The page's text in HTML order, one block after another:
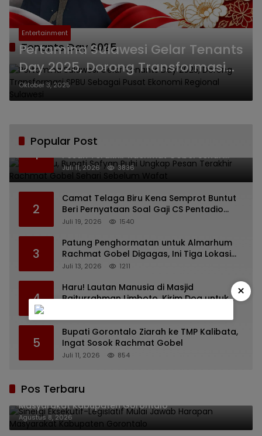
Tenants Day 2025
Entertainment
Pertamina Sulawesi Gelar Tenants
Day 2025, Dorong Transformasi
SPBU Sebagai Pusat Ekonomi
Regional Sulawesi
Oktober 3, 2025
Popular Post
1
Bikin Haru, Bupati Sofyan Puhi Ungkap
Pesan Terakhir Rachmat Gobel Sehari
Sebelum Wafat
Juli 11, 2026 3836
2
Camat Telaga Biru Kena Semprot Buntut
Beri Pernyataan Soal Gaji CS Pentadio
Barat yang Nunggak
Juli 19, 2026 1540
3
Patung Penghormatan untuk Almarhum
Rachmat Gobel Digagas, Ini Tiga Lokasi
yang Diusulkan
Juli 13, 2026 1211
4
Haru! Lautan Manusia di Masjid
Baiturrahman Limboto, Kirim Doa untuk
5
Bupati Gorontalo Ziarah ke TMP Kalibata,
Ingat Sosok Rachmat Gobel
Juli 11, 2026 854
Pos Terbaru
Sinergi Eksekutif-Legislatif Mulai Jawab Harapan
Masyarakat Kabupaten Gorontalo
Agustus 8, 2026
×